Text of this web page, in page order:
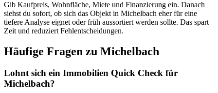
Gib Kaufpreis, Wohnfläche, Miete und Finanzierung ein. Danach
siehst du sofort, ob sich das Objekt in Michelbach eher für eine
tiefere Analyse eignet oder früh aussortiert werden sollte. Das spart
Zeit und reduziert Fehlentscheidungen.
Häufige Fragen zu Michelbach
Lohnt sich ein Immobilien Quick Check für
Michelbach?